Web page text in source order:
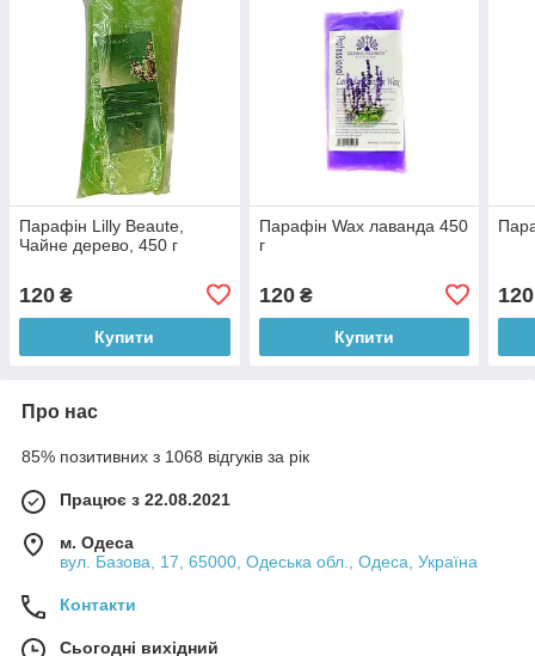
Парафін Lilly Beaute,
Чайне дерево, 450 г
120 ₴
Купити
Парафін Wax лаванда 450
г
120₴
Купити
120
Про нас
85% позитивних з 1068 відгуків за рік
Працює з 22.08.2021
м. Одеса
вул. Базова, 17, 65000, Одеська обл., Одеса, Україна
Контакти
Сьогодні вихідний